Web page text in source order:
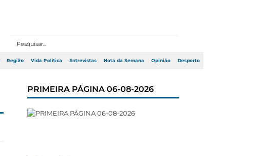
Região Vida Política Entrevistas Nota da Semana Opinião Desporto
PRIMEIRA PÁGINA 06-08-2026